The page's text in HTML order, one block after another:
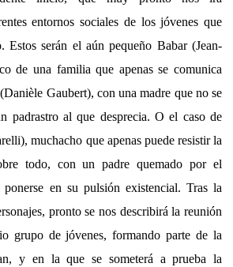
entornos sociales de los jóvenes que
Estos serán el aún pequeño Babar (Jean-
de una familia que apenas se comunica
Gaubert), con una madre que no se
padrastro al que desprecia. O el caso de
muchacho que apenas puede resistir la
todo, con un padre quemado por el
en su pulsión existencial. Tras la
pronto se nos describirá la reunión
grupo de jóvenes, formando parte de la
y en la que se someterá a prueba la